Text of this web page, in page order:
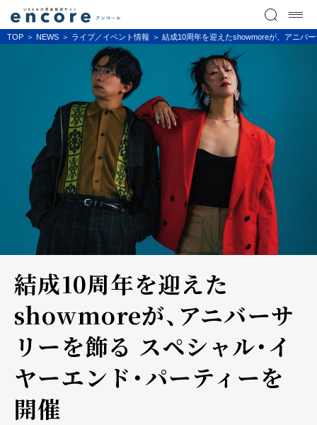
TOP NEWS ライブ／イベント情報 結成10周年を迎えたshowmoreが、アニバ
結成10周年を迎えた
showmoreが、アニバーサ
リーを飾る スペシャル・イ
ヤーエンド・パーティーを
開催